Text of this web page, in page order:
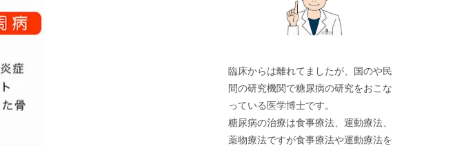
臨床からは離れてましたが、国のや民
間の研究機関で糖尿病の研究をおこな
っている医学博士です。
糖尿病の治療は食事療法、運動療法、
薬物療法ですが食事療法や運動療法を